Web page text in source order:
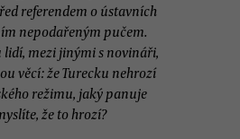
referendem o ústavních
nepodařeným pučem.
mezi jinými s novináři,
věcí: že Turecku nehrozí
režimu, jaký panuje
že to hrozí?